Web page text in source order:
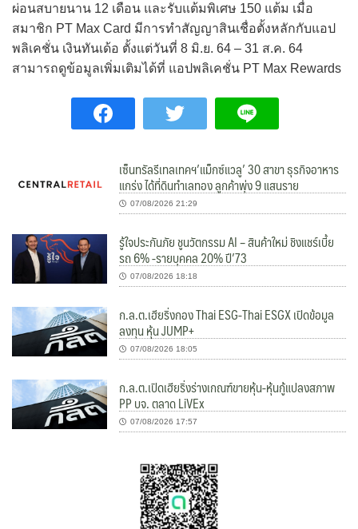
ผ่อนสบายนาน 12 เดือน และรับแต้มพิเศษ 150 แต้ม เมื่อ
สมาชิก PT Max Card มีการทำสัญญาสินเชื่อตั้งหลักกับแอป
พลิเคชั่น เงินทันเด้อ ตั้งแต่วันที่ 8 มิ.ย. 64 – 31 ส.ค. 64
สามารถดูข้อมูลเพิ่มเติมได้ที่ แอปพลิเคชั่น PT Max Rewards
เซ็นทรัลรีเทลเทคฯ’แม็กซ์แวลู’ 30 สาขา ธุรกิจอาหาร
แกร่ง ได้ที่ดินทำเลทอง ลูกค้าพุ่ง 9 แสนราย
07/08/2026 21:29
รู้ใจประกันภัย ชูนวัตกรรม AI – สินค้าใหม่ ชิงแชร์เบี้ย
รถ 6% -รายบุคคล 20% ปี’73
07/08/2026 18:18
ก.ล.ต.เฮียริ่งกอง Thai ESG-Thai ESGX เปิดข้อมูล
ลงทุน หุ้น JUMP+
07/08/2026 18:05
ก.ล.ต.เปิดเฮียริ่งร่างเกณฑ์ขายหุ้น-หุ้นกู้แปลงสภาพ
PP บจ. ตลาด LiVEx
07/08/2026 17:57